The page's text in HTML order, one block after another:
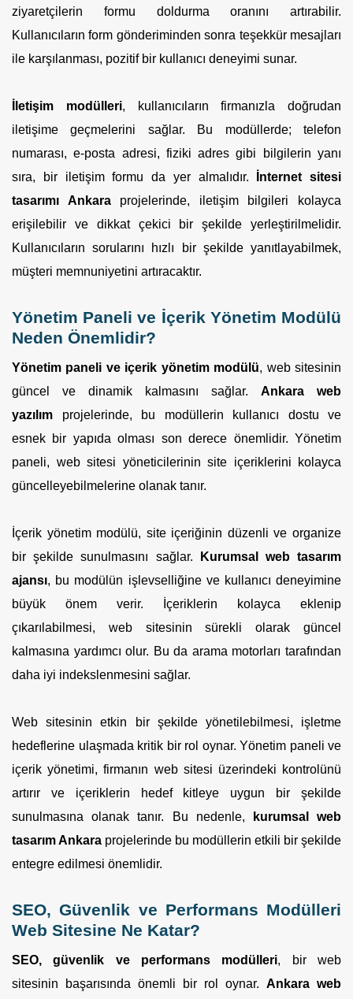
ziyaretçilerin formu doldurma oranını artırabilir.
Kullanıcıların form gönderiminden sonra teşekkür mesajları
ile karşılanması, pozitif bir kullanıcı deneyimi sunar.
İletişim modülleri, kullanıcıların firmanızla doğrudan
iletişime geçmelerini sağlar. Bu modüllerde; telefon
numarası, e-posta adresi, fiziki adres gibi bilgilerin yanı
sıra, bir iletişim formu da yer almalıdır.
İnternet sitesi
tasarımı Ankaraprojelerinde, iletişim bilgileri kolayca
erişilebilir ve dikkat çekici bir şekilde yerleştirilmelidir.
Kullanıcıların sorularını hızlı bir şekilde yanıtlayabilmek,
müşteri memnuniyetini artıracaktır.
Yönetim Paneli ve İçerik Yönetim Modülü
Neden Önemlidir?
Yönetim paneli ve içerik yönetim modülü, web sitesinin
güncel ve dinamik kalmasını sağlar. Ankara web
yazılım projelerinde, bu modüllerin kullanıcı dostu ve
esnek bir yapıda olması son derece önemlidir. Yönetim
paneli, web sitesi yöneticilerinin site içeriklerini kolayca
güncelleyebilmelerine olanak tanır.
İçerik yönetim modülü, site içeriğinin düzenli ve organize
bir şekilde sunulmasını sağlar.
Kurumsal web tasarım
ajansı, bu modülün işlevselliğine ve kullanıcı deneyimine
büyük önem verir. İçeriklerin kolayca eklenip
çıkarılabilmesi, web sitesinin sürekli olarak güncel
kalmasına yardımcı olur. Bu da arama motorları tarafından
daha iyi indekslenmesini sağlar.
Web sitesinin etkin bir şekilde yönetilebilmesi, işletme
hedeflerine ulaşmada kritik bir rol oynar. Yönetim paneli ve
içerik yönetimi, firmanın web sitesi üzerindeki kontrolünü
artırır ve içeriklerin hedef kitleye uygun bir şekilde
sunulmasına olanak tanır. Bu nedenle,
kurumsal web
tasarım Ankara projelerinde bu modüllerin etkili bir şekilde
entegre edilmesi önemlidir.
SEO, Güvenlik ve Performans Modülleri
Web Sitesine Ne Katar?
SEO, güvenlik ve performans modülleri, bir web
sitesinin başarısında önemli bir rol oynar. Ankara web